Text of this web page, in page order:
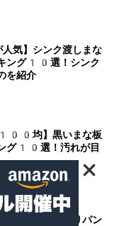
気】シンク渡しまな
ング10選！シンク
を紹介
100均】黒いまな板
グ10選！汚れが目
セリア】ちぎりパン